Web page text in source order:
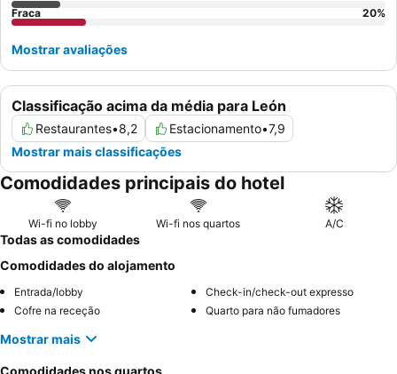
Classificação acima da média para León
Restaurantes•8,2 Estacionamento•7,9
Mostrar mais classificações
Fraca
20%
Mostrar avaliações
Comodidades principais do hotel
Wi-fi no lobby Wi-fi nos quartos A/C
Todas as comodidades
Comodidades do alojamento
Entrada/lobby
Check-in/check-out expresso
Cofre na receção
Quarto para não fumadores
Mostrar mais